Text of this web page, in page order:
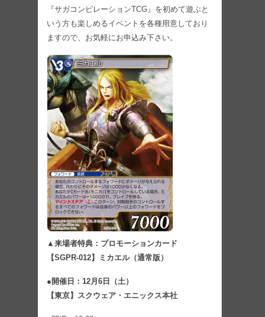
『サガコンピレーションTCG』を初めて遊ぶと
いう方も楽しめるイベントを各種用意しており
ますので、お気軽にお申込み下さい。
▲来場者特典：プロモーションカード
【SGPR-012】ミカエル（通常版）
●開催日：12月6日（土）
【東京】スクウェア・エニックス本社